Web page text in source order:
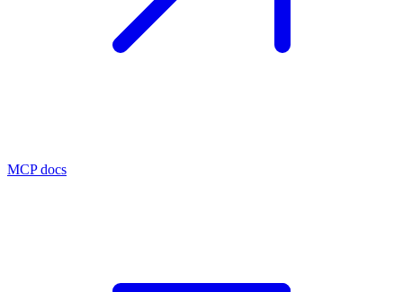
MCP docs